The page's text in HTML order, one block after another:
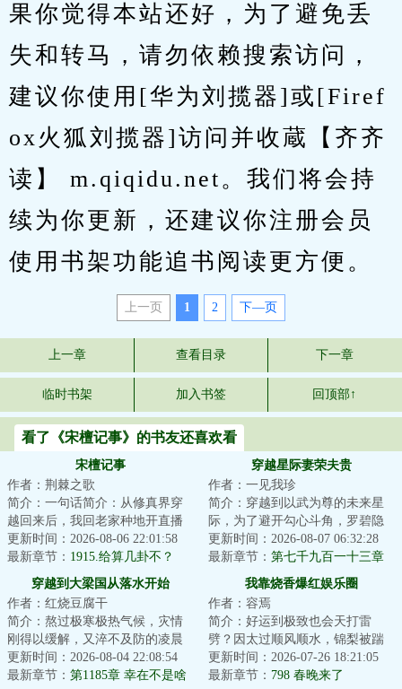
果你觉得本站还好，为了避免丢
失和转马，请勿依赖搜索访问，
建议你使用[华为刘揽器]或[Firef
ox火狐刘揽器]访问并收蔵【齐齐
读】 m.qiqidu.net。我们将会持
续为你更新，还建议你注册会员
使用书架功能追书阅读更方便。
上一页 1 2 下—页
上一章 查看目录 下一章
临时书架 加入书签 回顶部↑
看了《宋檀记事》的书友还喜欢看
宋檀记事
作者：荆棘之歌
简介：一句话简介：从修真界穿
越回来后，我回老家种地开直播
卖菜了！修成金丹渡劫失败的宋
檀回到现代，发...
更新时间：2026-08-06 22:01:58
最新章节： 1915.给算几卦不？
穿越星际妻荣夫贵
作者：一见我珍
简介：穿越到以武为尊的未来星
际，为了避开勾心斗角，罗碧隐
瞒了自己觉醒异能的事。谁知有
人不长眼非要找...
更新时间：2026-08-07 06:32:28
最新章节： 第七千九百一十三章
多半是躲懒了
穿越到大梁国从落水开始
作者：红烧豆腐干
简介：熬过极寒极热气候，灾情
刚得以缓解，又淬不及防的凌晨
地震，天还没亮来一场大洪水，
周半夏和顾文轩...
更新时间：2026-08-04 22:08:54
最新章节： 第1185章 幸在不是啥
我靠烧香爆红娱乐圈
作者：容焉
简介：好运到极致也会天打雷
劈？因太过顺风顺水，锦梨被踹
去了人间，穿到书里早死的路人
身上。为了让身体...
更新时间：2026-07-26 18:21:05
最新章节： 798 春晚来了